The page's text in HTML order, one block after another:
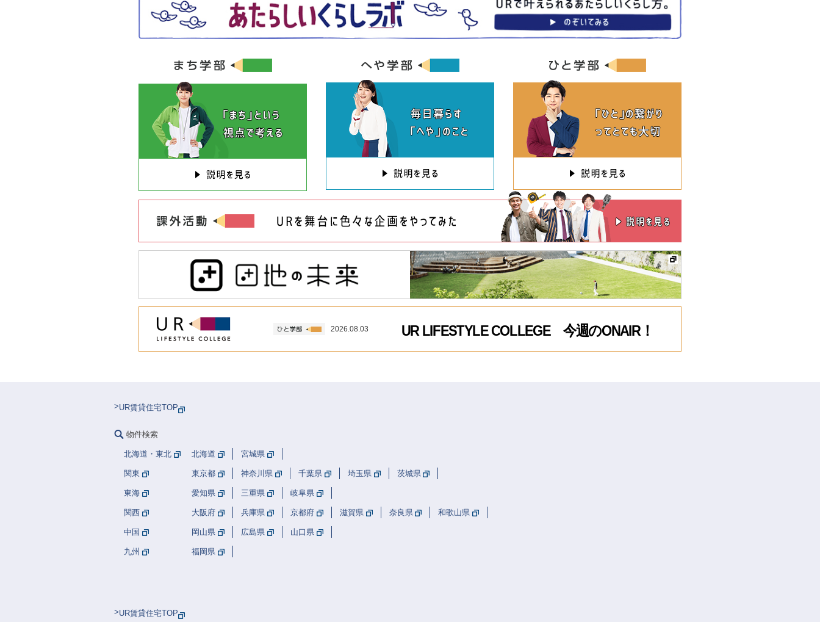
2026.08.03 UR LIFESTYLE COLLEGE 今週のONAIR！
UR賃貸住宅TOP
物件検索
北海道・東北 北海道 宮城県
関東 東京都 神奈川県 千葉県 埼玉県 茨城県
東海 愛知県 三重県 岐阜県
関西 大阪府 兵庫県 京都府 滋賀県 奈良県 和歌山県
中国 岡山県 広島県 山口県
九州 福岡県
UR賃貸住宅TOP